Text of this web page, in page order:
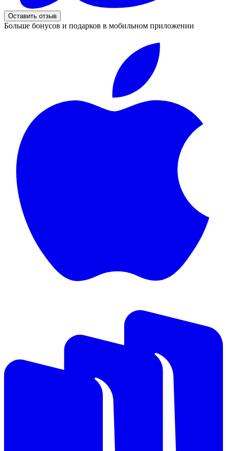
Оставить отзыв
Больше бонусов и подарков в мобильном приложении